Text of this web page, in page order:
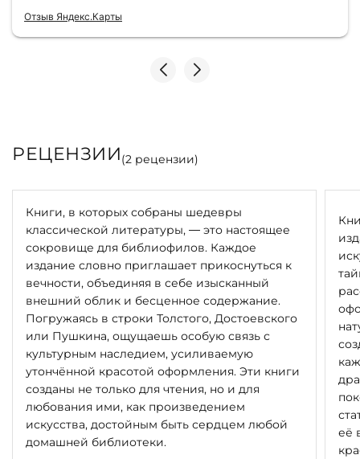
консультантами до качества самих книг.
Однозначно рекомендую
Отзыв Яндекс.Карты
РЕЦЕНЗИИ(2 рецензии)
Книги, в которых собраны шедевры
классической литературы, — это настоящее
сокровище для библиофилов. Каждое
издание словно приглашает прикоснуться к
вечности, объединяя в себе изысканный
внешний облик и бесценное содержание.
Погружаясь в строки Толстого, Достоевского
или Пушкина, ощущаешь особую связь с
культурным наследием, усиливаемую
утончённой красотой оформления. Эти книги
созданы не только для чтения, но и для
любования ими, как произведением
искусства, достойным быть сердцем любой
домашней библиотеки.
её